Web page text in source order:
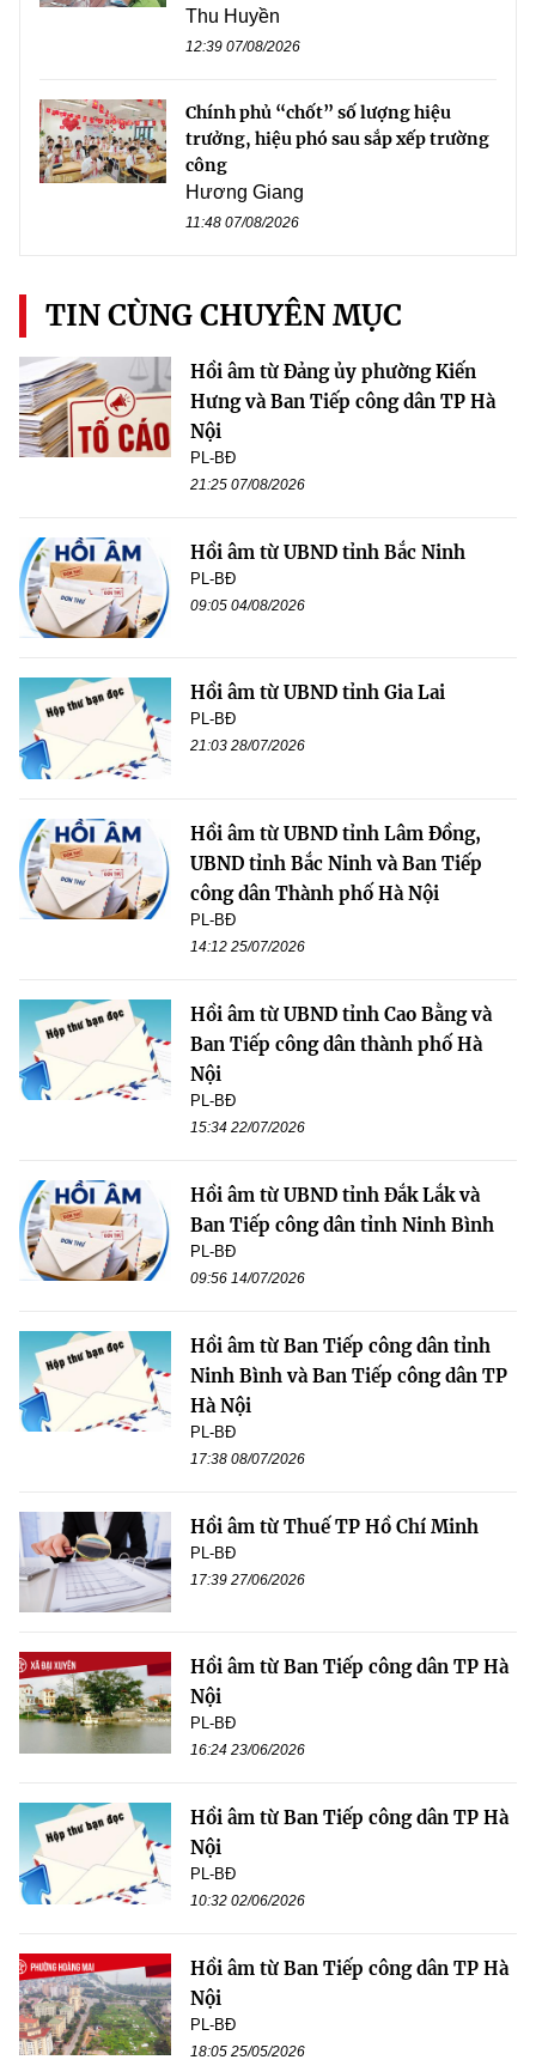
Thu Huyền
12:39 07/08/2026
Chính phủ “chốt” số lượng hiệu
trưởng, hiệu phó sau sắp xếp trường
công
Hương Giang
11:48 07/08/2026
TIN CÙNG CHUYÊN MỤC
Hồi âm từ Đảng ủy phường Kiến
Hưng và Ban Tiếp công dân TP Hà
Nội
PL-BĐ
21:25 07/08/2026
Hồi âm từ UBND tỉnh Bắc Ninh
PL-BĐ
09:05 04/08/2026
Hồi âm từ UBND tỉnh Gia Lai
PL-BĐ
21:03 28/07/2026
Hồi âm từ UBND tỉnh Lâm Đồng,
UBND tỉnh Bắc Ninh và Ban Tiếp
công dân Thành phố Hà Nội
PL-BĐ
14:12 25/07/2026
Hồi âm từ UBND tỉnh Cao Bằng và
Ban Tiếp công dân thành phố Hà
Nội
PL-BĐ
15:34 22/07/2026
Hồi âm từ UBND tỉnh Đắk Lắk và
Ban Tiếp công dân tỉnh Ninh Bình
PL-BĐ
09:56 14/07/2026
Hồi âm từ Ban Tiếp công dân tỉnh
Ninh Bình và Ban Tiếp công dân TP
Hà Nội
PL-BĐ
17:38 08/07/2026
Hồi âm từ Thuế TP Hồ Chí Minh
PL-BĐ
17:39 27/06/2026
Hồi âm từ Ban Tiếp công dân TP Hà
Nội
PL-BĐ
16:24 23/06/2026
Hồi âm từ Ban Tiếp công dân TP Hà
Nội
PL-BĐ
10:32 02/06/2026
Hồi âm từ Ban Tiếp công dân TP Hà
Nội
PL-BĐ
18:05 25/05/2026